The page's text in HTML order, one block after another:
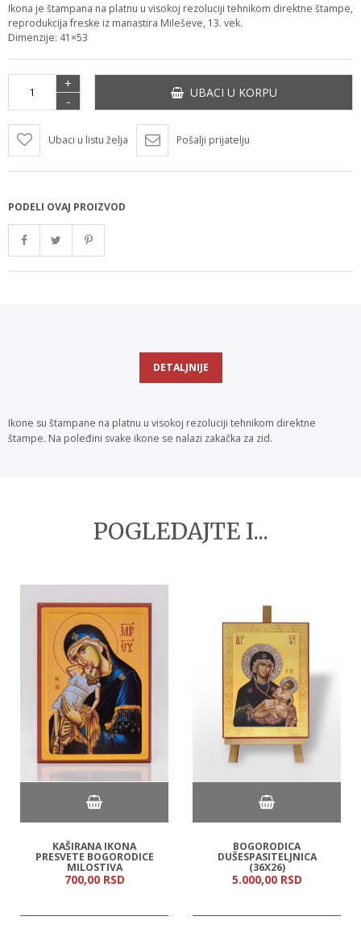
Ikona je štampana na platnu u visokoj rezoluciji tehnikom direktne štampe,
reprodukcija freske iz manastira Mileševe, 13. vek.
Dimenzije: 41×53
+
-
UBACI U KORPU
Ubaci u listu želja Pošalji prijatelju
PODELI OVAJ PROIZVOD
DETALJNIJE
Ikone su štampane na platnu u visokoj rezoluciji tehnikom direktne
štampe. Na poleđini svake ikone se nalazi zakačka za zid.
POGLEDAJTE I...
KAŠIRANA IKONA
PRESVETE BOGORODICE
MILOSTIVA
700,00 RSD
BOGORODICA
DUŠESPASITELJNICA
(36X26)
5.000,00 RSD